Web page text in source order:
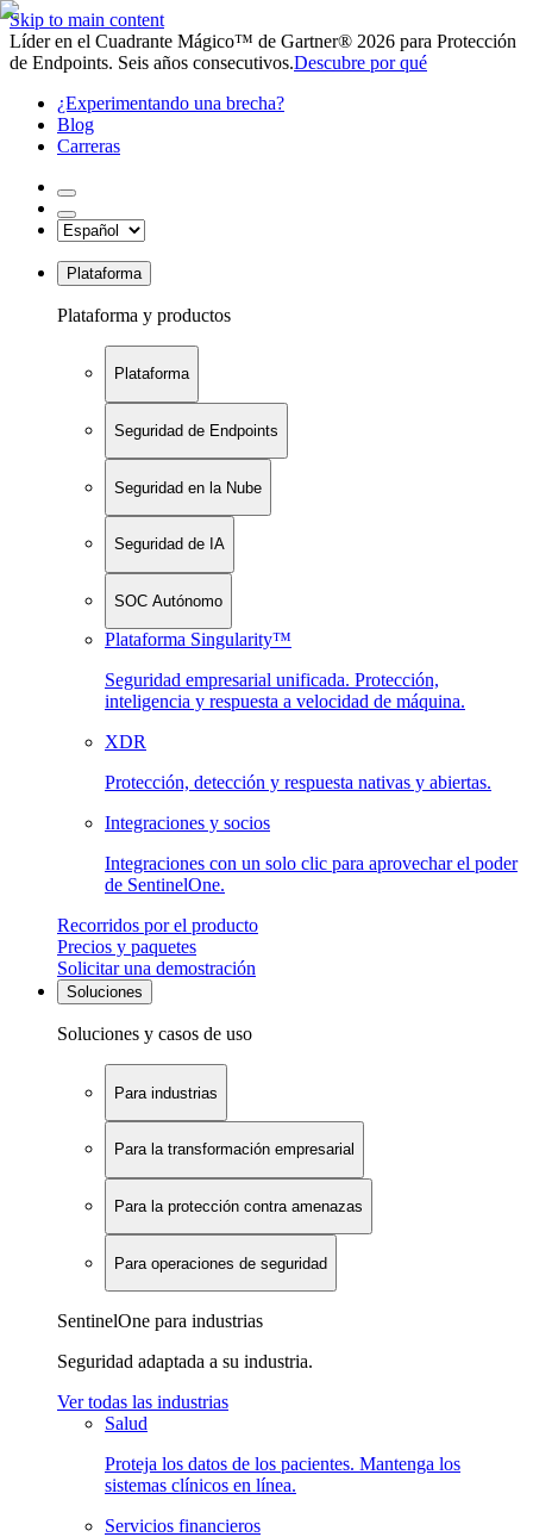
Skip to main content
Líder en el Cuadrante Mágico™ de Gartner® 2026 para Protección
de Endpoints. Seis años consecutivos.Descubre por qué
¿Experimentando una brecha?
Blog
Carreras
Plataforma
Plataforma y productos
Plataforma
Seguridad de Endpoints
Seguridad en la Nube
Seguridad de IA
SOC Autónomo
Plataforma Singularity™
Seguridad empresarial unificada. Protección,
inteligencia y respuesta a velocidad de máquina.
XDR
Protección, detección y respuesta nativas y abiertas.
Integraciones y socios
Integraciones con un solo clic para aprovechar el poder
de SentinelOne.
Recorridos por el producto
Precios y paquetes
Solicitar una demostración
Soluciones
Soluciones y casos de uso
Para industrias
Para la transformación empresarial
Para la protección contra amenazas
Para operaciones de seguridad
SentinelOne para industrias
Seguridad adaptada a su industria.
Ver todas las industrias
Salud
Proteja los datos de los pacientes. Mantenga los
sistemas clínicos en línea.
Servicios financieros